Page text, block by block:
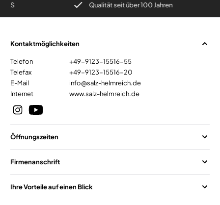
Qualität seit über 100 Jahren
Kontaktmöglichkeiten
Telefon
+49-9123-15516-55
Telefax
+49-9123-15516-20
E-Mail
info@salz-helmreich.de
Internet
www.salz-helmreich.de
Öffnungszeiten
Firmenanschrift
Ihre Vorteile auf einen Blick